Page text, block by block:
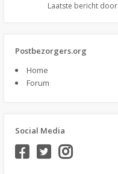
Laatste bericht door
Postbezorgers.org
Home
Forum
Social Media